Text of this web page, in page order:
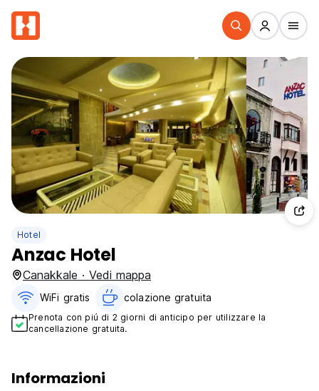
Hotel
Anzac Hotel
Canakkale · Vedi mappa
WiFi gratis colazione gratuita‎
Prenota con piú di 2 giorni di anticipo per utilizzare la
cancellazione gratuita.
Informazioni